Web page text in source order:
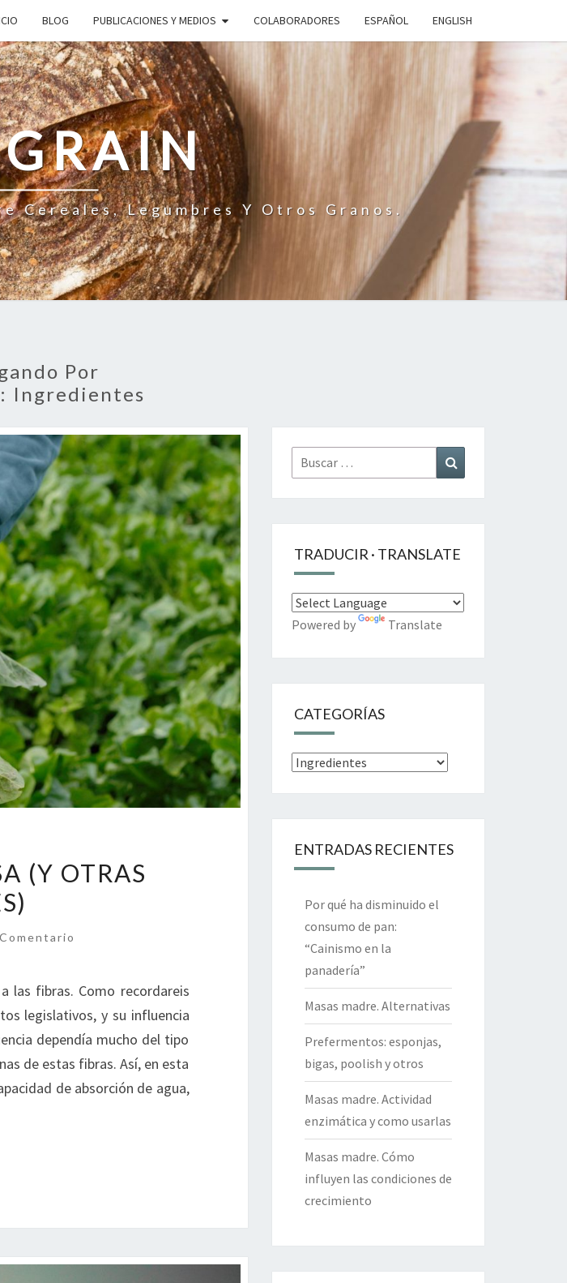
BLOG PUBLICACIONES Y MEDIOS COLABORADORES ESPAÑOL ENGLISH
Cereales, Legumbres Y Otros Granos.
Por
Ingredientes
(Y OTRAS
las fibras. Como recordareis
legislativos, y su influencia
dependía mucho del tipo
de estas fibras. Así, en esta
de absorción de agua,
Buscar
por:
TRADUCIR · TRANSLATE
Powered by Translate
CATEGORÍAS
Categorías
ENTRADAS RECIENTES
Por qué ha disminuido el
consumo de pan:
“Cainismo en la
panadería”
Masas madre. Alternativas
Prefermentos: esponjas,
bigas, poolish y otros
Masas madre. Actividad
enzimática y como usarlas
Masas madre. Cómo
influyen las condiciones de
crecimiento